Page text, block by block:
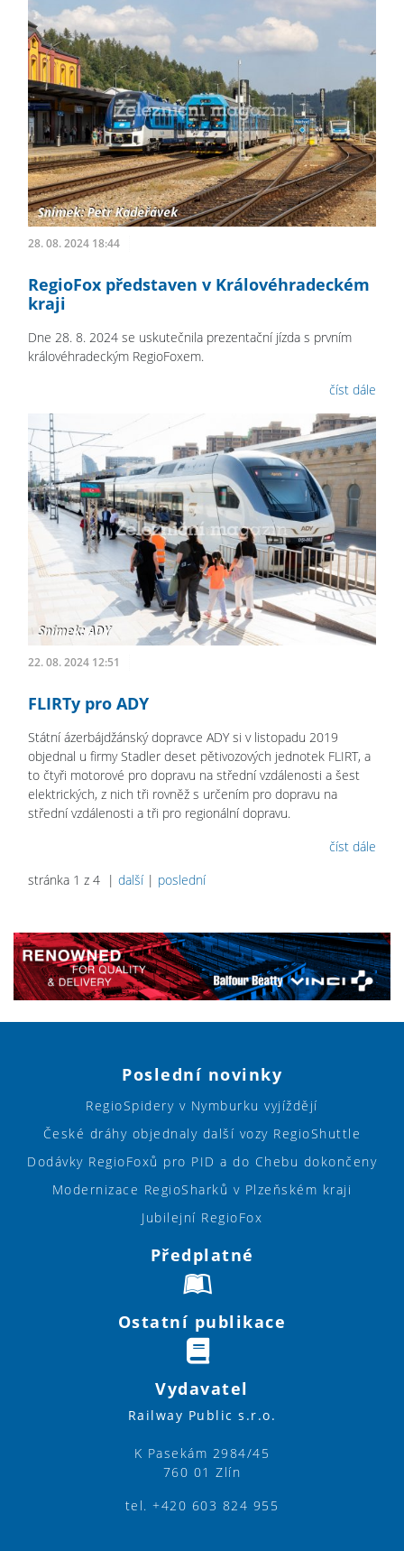
28. 08. 2024 18:44
RegioFox představen v Královéhradeckém
kraji
Dne 28. 8. 2024 se uskutečnila prezentační jízda s prvním
královéhradeckým RegioFoxem.
číst dále
22. 08. 2024 12:51
FLIRTy pro ADY
Státní ázerbájdžánský dopravce ADY si v listopadu 2019
objednal u firmy Stadler deset pětivozových jednotek FLIRT, a
to čtyři motorové pro dopravu na střední vzdálenosti a šest
elektrických, z nich tři rovněž s určením pro dopravu na
střední vzdálenosti a tři pro regionální dopravu.
číst dále
stránka 1 z 4 | další| poslední
Poslední novinky
RegioSpidery v Nymburku vyjíždějí
České dráhy objednaly další vozy RegioShuttle
Dodávky RegioFoxů pro PID a do Chebu dokončeny
Modernizace RegioSharků v Plzeňském kraji
Jubilejní RegioFox
Předplatné
Ostatní publikace
Vydavatel
Railway Public s.r.o.
K Pasekám 2984/45
760 01 Zlín
tel. +420 603 824 955